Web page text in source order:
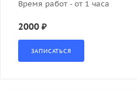
Время работ - от 1 часа
2000 ₽